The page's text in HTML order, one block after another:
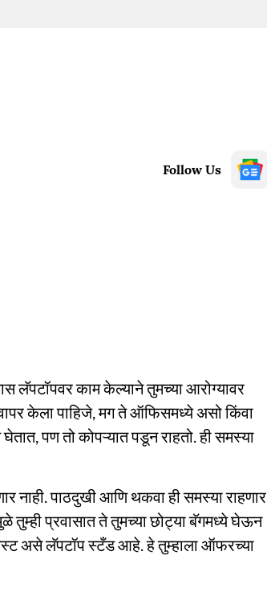
Follow Us
काम केल्याने तुमच्या आरोग्यावर
केला पाहिजे, मग ते ऑफिसमध्ये असो किंवा
पण तो कोपऱ्यात पडून राहतो. ही समस्या
नाही. पाठदुखी आणि थकवा ही समस्या राहणार
तुम्ही प्रवासात ते तुमच्या छोट्या बॅगमध्ये घेऊन
असे लॅपटॉप स्टँड आहे. हे तुम्हाला ऑफरच्या